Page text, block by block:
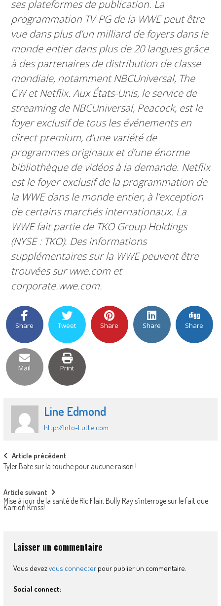
ses plateformes de publication. La
programmation TV-PG de la WWE peut être
vue dans plus d’un milliard de foyers dans le
monde entier dans plus de 20 langues grâce
à des partenaires de distribution de classe
mondiale, notamment NBCUniversal, The
CW et Netflix. Aux États-Unis, le service de
streaming de NBCUniversal, Peacock, est le
foyer exclusif de tous les événements en
direct premium, d’une variété de
programmes originaux et d’une énorme
bibliothèque de vidéos à la demande. Netflix
est le foyer exclusif de la programmation de
la WWE dans le monde entier, à l’exception
de certains marchés internationaux. La
WWE fait partie de TKO Group Holdings
(NYSE : TKO). Des informations
supplémentaires sur la WWE peuvent être
trouvées sur wwe.com et
corporate.wwe.com.
Share Tweet Share Share Share
Mail Print
Line Edmond
http://Info-Lutte.com
Post
navigation
Article précédent
Tyler Bate sur la touche pour aucune raison !
Article suivant
Mise à jour de la santé de Ric Flair, Bully Ray s’interroge sur le fait que
Karrion Kross!
Laisser un commentaire
Vous devezvous connecterpour publier un commentaire.
Social connect: